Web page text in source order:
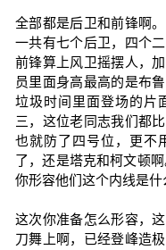
全部都是后卫和前锋啊
一共有七个后卫，四个
前锋算上风卫摇摆人，
员里面身高最高的是布
垃圾时间里面登场的片
三，这位老同志我们都
也就防了四号位，更不
了，还是塔克和柯文顿
你形容他们这个内线是什
这次你准备怎么形容，
刀舞上啊，已经登峰造